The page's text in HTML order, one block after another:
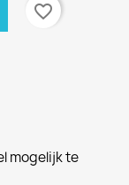
favorite_border
mogelijk te